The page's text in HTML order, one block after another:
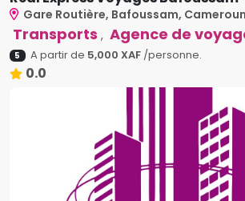
Gare Routière, Bafoussam, Cameroun
Transports , Agence de
5 A partir de 5,000 XAF/personne.
0.0